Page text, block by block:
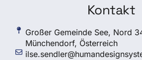
Kontakt
Großer Gemeinde See, Nord
Münchendorf, Österreich